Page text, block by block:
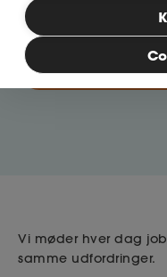
Ase Selvstændig
møder hos jobsøgere.
Vi møder hver dag
samme udfordringer.